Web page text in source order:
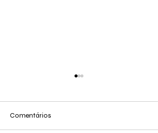
Comentários